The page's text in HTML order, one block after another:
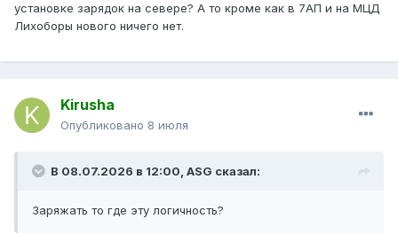
установке зарядок на севере? А то кроме как в 7АП и на МЦД
Лихоборы нового ничего нет.
Kirusha
Опубликовано 8 июля
В 08.07.2026 в 12:00, ASG сказал:
Заряжать то где эту логичность?